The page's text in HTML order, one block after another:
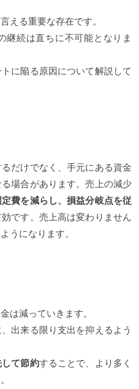
える重要な存在です。
継続は直ちに不可能となりま
に陥る原因について解説して
だけでなく、手元にある資金
場合があります。売上の減少
定費を減らし、損益分岐点を従
効です。売上高は変わりません
うになります。
は減っていきます。
出来る限り支出を抑えるよう
して節約することで、より多く